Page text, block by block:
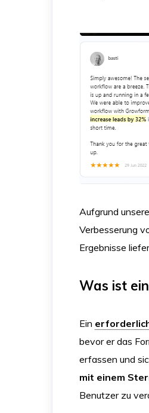
Aufgrund
Verbesserung
Ergebnisse
Was ist
Ein
bevor er das
erfassen und
mit einem
Benutzer zu